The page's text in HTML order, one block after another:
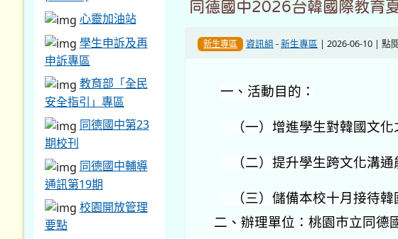
同德國中2026台韓國際教育
新生專區 資訊組 -新生專區 | 2026-06-10 | 點
一、活動目的：
（一）增進學生對韓國文
（二）提升學生跨文化溝
（三）儲備本校十月接待
二、辦理單位：桃園市立同德
心靈加油站
學生申訴及再
申訴專區
教育部「全民
安全指引」專區
同德國中第23
期校刊
同德國中輔導
通訊第19期
校園開放管理
要點